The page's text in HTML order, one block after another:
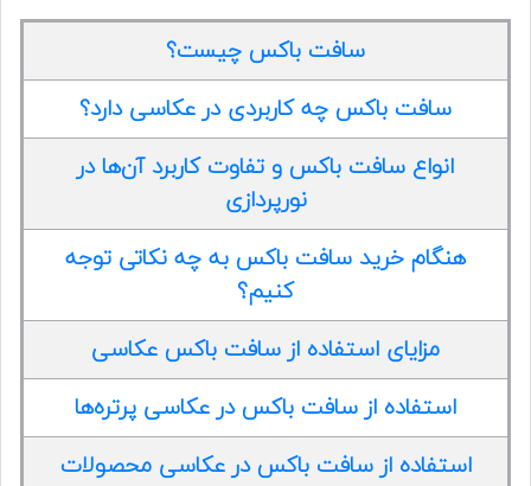
سافت باکس چیست؟
سافت باکس چه کاربردی در عکاسی دارد؟
انواع سافت باکس و تفاوت کاربرد آن‌ها در
نورپردازی
هنگام خرید سافت باکس به چه نکاتی توجه
کنیم؟
مزایای استفاده از سافت باکس عکاسی
استفاده از سافت باکس در عکاسی پرتره‌ها
استفاده از سافت باکس در عکاسی محصولات